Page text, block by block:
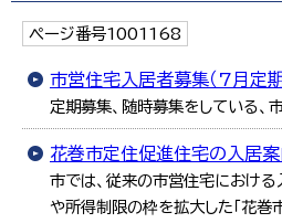
ページ番号1001168
市営住宅入居者募集（7月定期
定期募集、随時募集をしている、
花巻市定住促進住宅の入居案
市では、従来の市営住宅における
や所得制限の枠を拡大した「花巻